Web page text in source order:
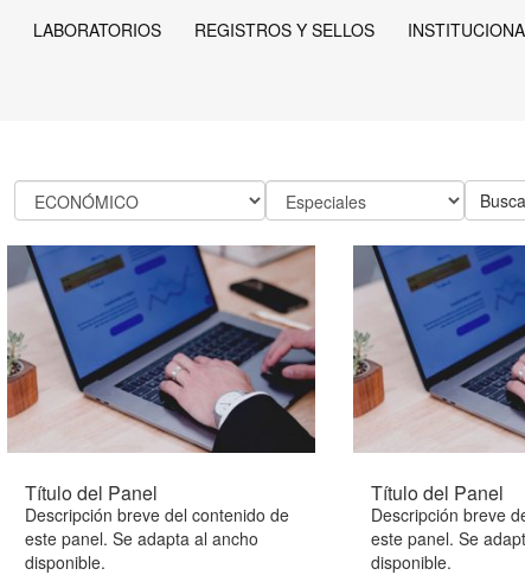
LABORATORIOS REGISTROS Y SELLOS
Tipo
informe
Tipo
Título del Panel
Descripción breve del contenido de
este panel. Se adapta al ancho
disponible.
Título del Panel
Descripción breve
este panel. Se
disponible.